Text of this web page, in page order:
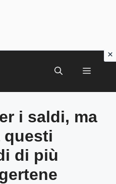
MENU
i saldi, ma
questi
di più